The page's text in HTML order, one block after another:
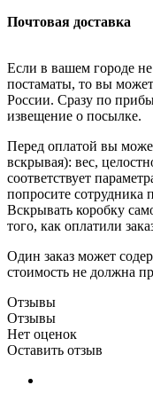
Почтовая доставка
Если в вашем городе не
постаматы, то вы
России. Сразу по
извещение о посылке.
Перед оплатой вы
вскрывая): вес,
соответствует
попросите сотрудника
Вскрывать коробку
того, как оплатили
Один заказ может
стоимость не должна
Отзывы
Отзывы
Нет оценок
Оставить отзыв